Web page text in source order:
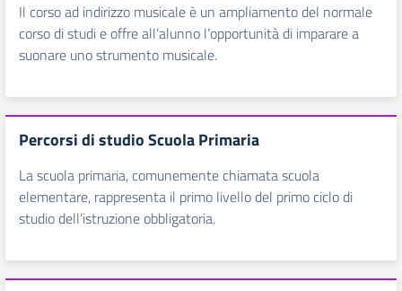
Il corso ad indirizzo musicale è un ampliamento del normale
corso di studi e offre all’alunno l’opportunità di imparare a
suonare uno strumento musicale.
Percorsi di studio Scuola Primaria
La scuola primaria, comunemente chiamata scuola
elementare, rappresenta il primo livello del primo ciclo di
studio dell’istruzione obbligatoria.